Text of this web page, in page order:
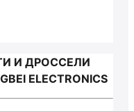
И ДРОССЕЛИ
ELECTRONICS